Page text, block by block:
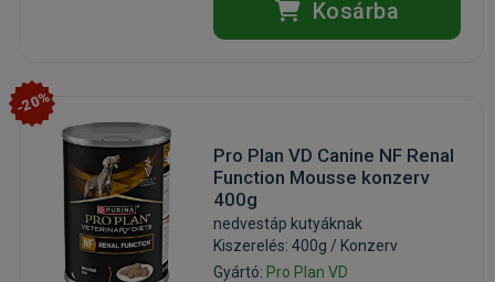
Kosárba
-20%
Pro Plan VD Canine NF Renal
Function Mousse konzerv
400g
nedvestáp kutyáknak
Kiszerelés: 400g / Konzerv
Gyártó: Pro Plan VD